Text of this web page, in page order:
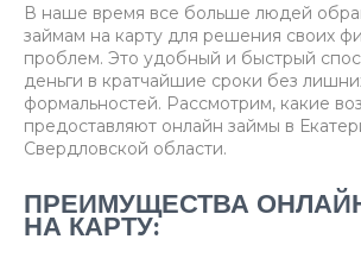
В наше время все больше людей
займам на карту для решения своих
проблем. Это удобный и быстрый
деньги в кратчайшие сроки без
формальностей. Рассмотрим, какие
предоставляют онлайн займы в
Свердловской области.
ПРЕИМУЩЕСТВА
НА КАРТУ: